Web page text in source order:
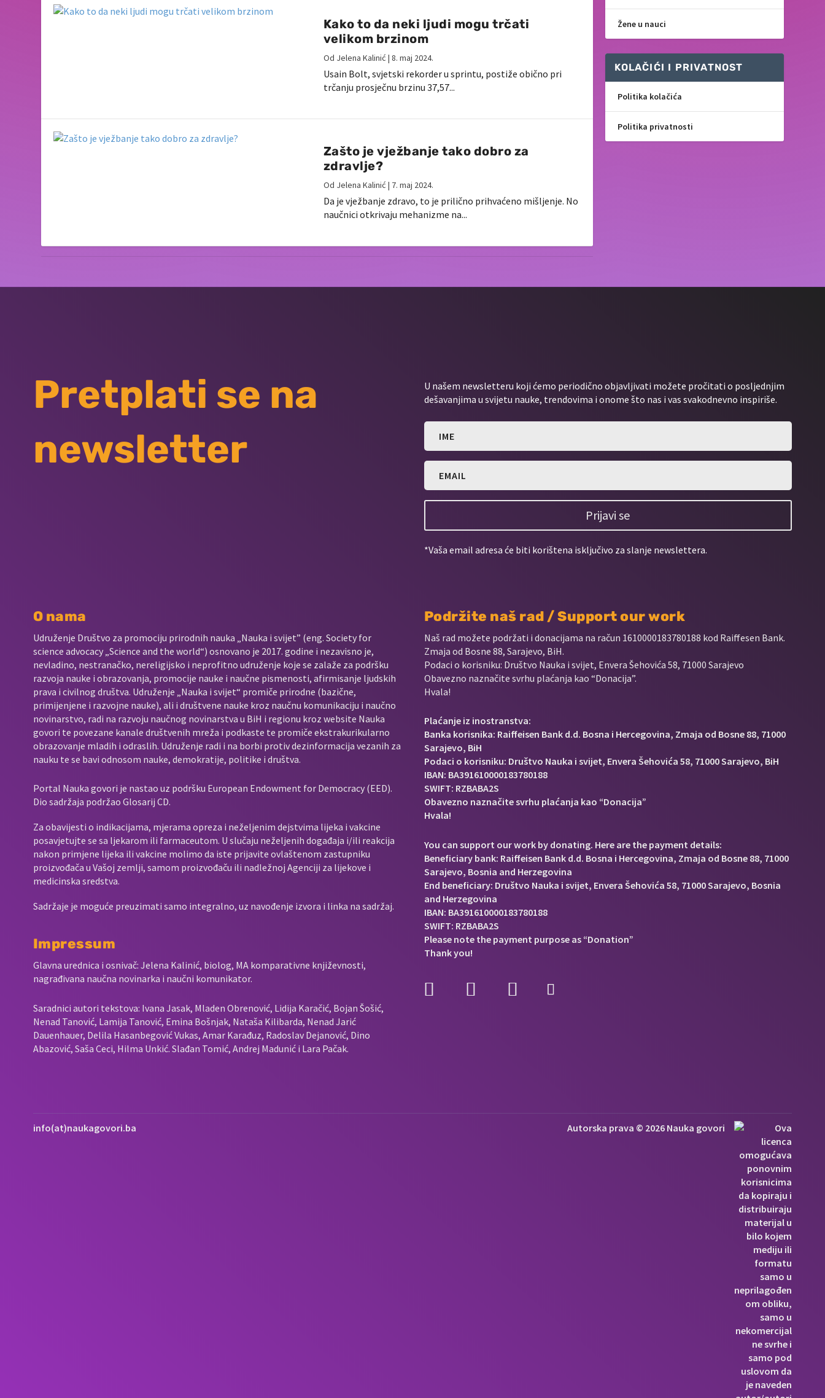
Kako to da neki ljudi mogu trčati
velikom brzinom
Od Jelena Kalinić | 8. maj 2024.
Usain Bolt, svjetski rekorder u sprintu, postiže obično pri
trčanju prosječnu brzinu 37,57...
Zašto je vježbanje tako dobro za
zdravlje?
Od Jelena Kalinić | 7. maj 2024.
Da je vježbanje zdravo, to je prilično prihvaćeno mišljenje. No
naučnici otkrivaju mehanizme na...
Žene u nauci
KOLAČIĆI I PRIVATNOST
Politika kolačića
Politika privatnosti
Pretplati se na
newsletter
U našem newsletteru koji ćemo periodično objavljivati možete pročitati o posljednjim
dešavanjima u svijetu nauke, trendovima i onome što nas i vas svakodnevno inspiriše.
Prijavi se
*Vaša email adresa će biti korištena isključivo za slanje newslettera.
O nama
Udruženje Društvo za promociju prirodnih nauka „Nauka i svijet” (eng. Society for
science advocacy „Science and the world“) osnovano je 2017. godine i nezavisno je,
nevladino, nestranačko, nereligijsko i neprofitno udruženje koje se zalaže za podršku
razvoja nauke i obrazovanja, promocije nauke i naučne pismenosti, afirmisanje ljudskih
prava i civilnog društva. Udruženje „Nauka i svijet“ promiče prirodne (bazične,
primijenjene i razvojne nauke), ali i društvene nauke kroz naučnu komunikaciju i naučno
novinarstvo, radi na razvoju naučnog novinarstva u BiH i regionu kroz website Nauka
govori te povezane kanale društvenih mreža i podkaste te promiče ekstrakurikularno
obrazovanje mladih i odraslih. Udruženje radi i na borbi protiv dezinformacija vezanih za
nauku te se bavi odnosom nauke, demokratije, politike i društva.
Portal Nauka govori je nastao uz podršku European Endowment for Democracy (EED).
Dio sadržaja podržao Glosarij CD.
Za obavijesti o indikacijama, mjerama opreza i neželjenim dejstvima lijeka i vakcine
posavjetujte se sa ljekarom ili farmaceutom. U slučaju neželjenih događaja i/ili reakcija
nakon primjene lijeka ili vakcine molimo da iste prijavite ovlaštenom zastupniku
proizvođača u Vašoj zemlji, samom proizvođaču ili nadležnoj Agenciji za lijekove i
medicinska sredstva.
Sadržaje je moguće preuzimati samo integralno, uz navođenje izvora i linka na sadržaj.
Impressum
Glavna urednica i osnivač: Jelena Kalinić, biolog, MA komparativne književnosti,
nagrađivana naučna novinarka i naučni komunikator.
Saradnici autori tekstova: Ivana Jasak, Mladen Obrenović, Lidija Karačić, Bojan Šošić,
Nenad Tanović, Lamija Tanović, Emina Bošnjak, Nataša Kilibarda, Nenad Jarić
Dauenhauer, Delila Hasanbegović Vukas, Amar Karađuz, Radoslav Dejanović, Dino
Abazović, Saša Ceci, Hilma Unkić. Slađan Tomić, Andrej Madunić i Lara Pačak.
Podržite naš rad / Support our work
Naš rad možete podržati i donacijama na račun 1610000183780188 kod Raiffesen Bank.
Zmaja od Bosne 88, Sarajevo, BiH.
Podaci o korisniku: Društvo Nauka i svijet, Envera Šehovića 58, 71000 Sarajevo
Obavezno naznačite svrhu plaćanja kao “Donacija”.
Hvala!
Plaćanje iz inostranstva:
Banka korisnika: Raiffeisen Bank d.d. Bosna i Hercegovina, Zmaja od Bosne 88, 71000
Sarajevo, BiH
Podaci o korisniku: Društvo Nauka i svijet, Envera Šehovića 58, 71000 Sarajevo, BiH
IBAN: BA391610000183780188
SWIFT: RZBABA2S
Obavezno naznačite svrhu plaćanja kao “Donacija”
Hvala!
You can support our work by donating. Here are the payment details:
Beneficiary bank: Raiffeisen Bank d.d. Bosna i Hercegovina, Zmaja od Bosne 88, 71000
Sarajevo, Bosnia and Herzegovina
End beneficiary: Društvo Nauka i svijet, Envera Šehovića 58, 71000 Sarajevo, Bosnia
and Herzegovina
IBAN: BA391610000183780188
SWIFT: RZBABA2S
Please note the payment purpose as “Donation”
Thank you!
info(at)naukagovori.ba Autorska prava © 2026 Nauka govori